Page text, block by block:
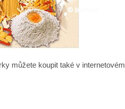
můžete koupit také v internetovém